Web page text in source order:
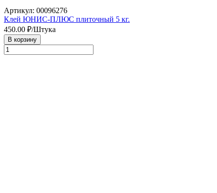
Артикул: 00096276
Клей ЮНИС-ПЛЮС плиточный 5 кг.
450.00 ₽/Штука
В корзину